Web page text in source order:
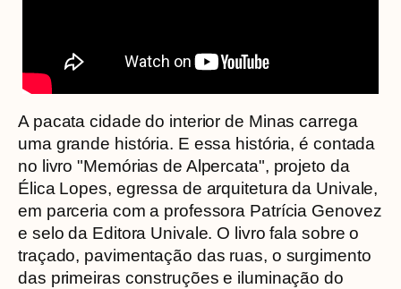
A pacata cidade do interior de Minas carrega
uma grande história. E essa história, é contada
no livro "Memórias de Alpercata", projeto da
Élica Lopes, egressa de arquitetura da Univale,
em parceria com a professora Patrícia Genovez
e selo da Editora Univale. O livro fala sobre o
traçado, pavimentação das ruas, o surgimento
das primeiras construções e iluminação do